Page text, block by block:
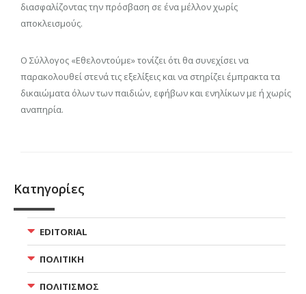
διασφαλίζοντας την πρόσβαση σε ένα μέλλον χωρίς
αποκλεισμούς.
Ο Σύλλογος «Εθελοντούμε» τονίζει ότι θα συνεχίσει να
παρακολουθεί στενά τις εξελίξεις και να στηρίζει έμπρακτα τα
δικαιώματα όλων των παιδιών, εφήβων και ενηλίκων με ή χωρίς
αναπηρία.
Κατηγορίες
EDITORIAL
ΠΟΛΙΤΙΚΗ
ΠΟΛΙΤΙΣΜΟΣ